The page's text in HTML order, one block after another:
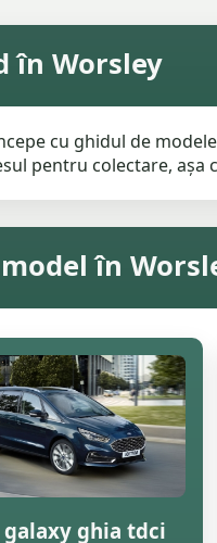
în Worsley
cu ghidul de
pentru colectare,
în
galaxy ghia tdci